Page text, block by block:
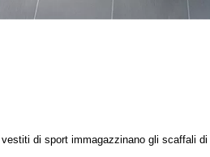
I vestiti di sport immagazzinano gli scaffali